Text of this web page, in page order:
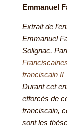
Emmanuel
Extrait de
Emmanuel
Solignac,
franciscain II
Durant cet
efforcés de
franciscain,
sont les